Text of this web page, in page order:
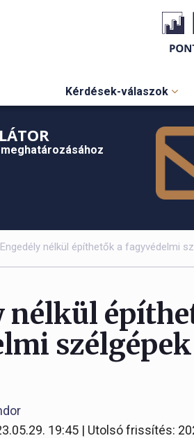
Kérdések-válaszok
Engedély nélkül építhetők a fagyvédelmi
nélkül
19:45 | Utolsó frissítés: